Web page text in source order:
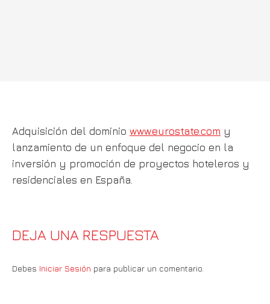
Adquisición del dominio www.eurostate.com y
lanzamiento de un enfoque del negocio en la
inversión y promoción de proyectos hoteleros y
residenciales en España.
DEJA UNA RESPUESTA
Debes Iniciar Sesión para publicar un comentario.